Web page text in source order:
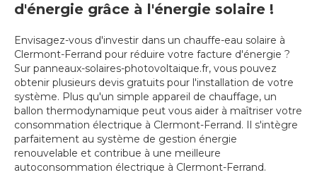
d'énergie grâce à l'énergie solaire !
Envisagez-vous d'investir dans un chauffe-eau solaire à
Clermont-Ferrand pour réduire votre facture d'énergie ?
Sur panneaux-solaires-photovoltaique.fr, vous pouvez
obtenir plusieurs devis gratuits pour l'installation de votre
système. Plus qu'un simple appareil de chauffage, un
ballon thermodynamique peut vous aider à maîtriser votre
consommation électrique à Clermont-Ferrand. Il s'intègre
parfaitement au système de gestion énergie
renouvelable et contribue à une meilleure
autoconsommation électrique à Clermont-Ferrand.